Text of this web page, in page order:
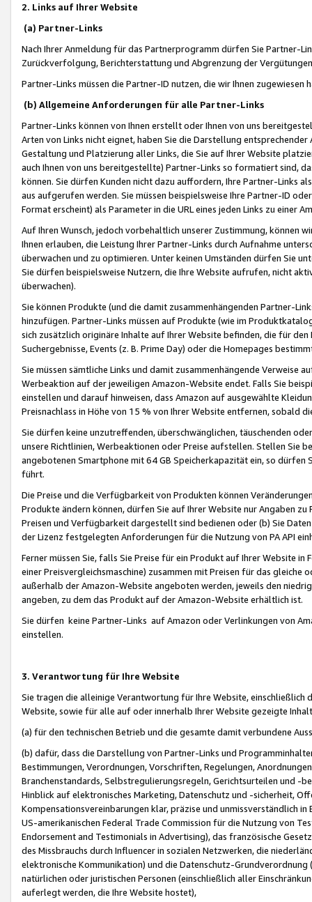
2. Links auf Ihrer Website
(a) Partner-Links
Nach Ihrer Anmeldung für das Partnerprogramm dürfen Sie Partner-
Zurückverfolgung, Berichterstattung und Abgrenzung der
Partner-Links müssen die Partner-ID nutzen, die wir Ihnen zugewiesen
(b) Allgemeine Anforderungen für alle Partner-Links
Partner-Links können von Ihnen erstellt oder Ihnen von uns
Arten von Links nicht eignet, haben Sie die Darstellung
Gestaltung und Platzierung aller Links, die Sie auf Ihrer Website
auch Ihnen von uns bereitgestellte) Partner-Links so formatiert sind,
können. Sie dürfen Kunden nicht dazu auffordern, Ihre Partner-Links
aus aufgerufen werden. Sie müssen beispielsweise Ihre Partner-ID
Format erscheint) als Parameter in die URL eines jeden Links zu einer
Auf Ihren Wunsch, jedoch vorbehaltlich unserer Zustimmung, können
Ihnen erlauben, die Leistung Ihrer Partner-Links durch Aufnahme
überwachen und zu optimieren. Unter keinen Umständen dürfen Sie
Sie dürfen beispielsweise Nutzern, die Ihre Website aufrufen, nicht
überwachen).
Sie können Produkte (und die damit zusammenhängenden Partner-
hinzufügen. Partner-Links müssen auf Produkte (wie im
sich zusätzlich originäre Inhalte auf Ihrer Website befinden, die für
Suchergebnisse, Events (z. B. Prime Day) oder die Homepages
Sie müssen sämtliche Links und damit zusammenhängende
Werbeaktion auf der jeweiligen Amazon-Website endet. Falls Sie
einstellen und darauf hinweisen, dass Amazon auf ausgewählte
Preisnachlass in Höhe von 15 % von Ihrer Website entfernen, sobald
Sie dürfen keine unzutreffenden, überschwänglichen, täuschenden
unsere Richtlinien, Werbeaktionen oder Preise aufstellen. Stellen Sie
angebotenen Smartphone mit 64 GB Speicherkapazität ein, so dürfen
führt.
Die Preise und die Verfügbarkeit von Produkten können
Produkte ändern können, dürfen Sie auf Ihrer Website nur Angaben
Preisen und Verfügbarkeit dargestellt sind bedienen oder (b) Sie
der Lizenz festgelegten Anforderungen für die Nutzung von PA API
Ferner müssen Sie, falls Sie Preise für ein Produkt auf Ihrer Website
einer Preisvergleichsmaschine) zusammen mit Preisen für das
außerhalb der Amazon-Website angeboten werden, jeweils den
angeben, zu dem das Produkt auf der Amazon-Website erhältlich ist.
Sie dürfen keine Partner-Links auf Amazon oder Verlinkungen von
einstellen.
3. Verantwortung für Ihre Website
Sie tragen die alleinige Verantwortung für Ihre Website,
Website, sowie für alle auf oder innerhalb Ihrer Website gezeigte
(a) für den technischen Betrieb und die gesamte damit verbundene
(b) dafür, dass die Darstellung von Partner-Links und
Bestimmungen, Verordnungen, Vorschriften, Regelungen,
Branchenstandards, Selbstregulierungsregeln, Gerichtsurteilen und -
Hinblick auf elektronisches Marketing, Datenschutz und -sicherheit,
Kompensationsvereinbarungen klar, präzise und unmissverständlich
US-amerikanischen Federal Trade Commission für die Nutzung von
Endorsement and Testimonials in Advertising), das französische
des Missbrauchs durch Influencer in sozialen Netzwerken, die
elektronische Kommunikation) und die Datenschutz-
natürlichen oder juristischen Personen (einschließlich aller
auferlegt werden, die Ihre Website hostet),